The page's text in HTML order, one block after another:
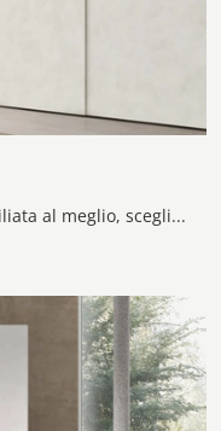
Se desideri una zona notte ammobiliata al meglio, scegli l'armadio Gola Anta scorrevole con ante scorrevoli di Maronese!